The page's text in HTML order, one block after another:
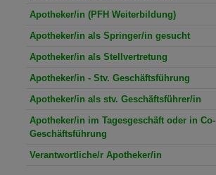
Apotheker/in (PFH Weiterbildung)
Apotheker/in als Springer/in gesucht
Apotheker/in als Stellvertretung
Apotheker/in - Stv. Geschäftsführung
Apotheker/in als stv. Geschäftsführer/in
Apotheker/in im Tagesgeschäft oder in Co-
Geschäftsführung
Verantwortliche/r Apotheker/in